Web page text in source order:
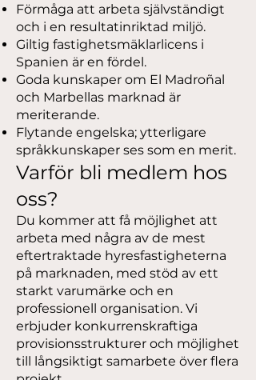
Förmåga att arbeta självständigt
och i en resultatinriktad miljö.
Giltig fastighetsmäklarlicens i
Spanien är en fördel.
Goda kunskaper om El Madroñal
och Marbellas marknad är
meriterande.
Flytande engelska; ytterligare
språkkunskaper ses som en merit.
Varför bli medlem hos
oss?
Du kommer att få möjlighet att
arbeta med några av de mest
eftertraktade hyresfastigheterna
på marknaden, med stöd av ett
starkt varumärke och en
professionell organisation. Vi
erbjuder konkurrenskraftiga
provisionsstrukturer och möjlighet
till långsiktigt samarbete över flera